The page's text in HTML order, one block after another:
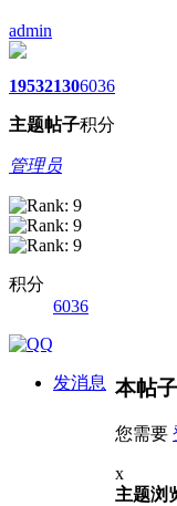
admin
1953
主题
2130
帖子
6036
积分
管理员
积分
6036
发消息 本帖
您需要
x
主题浏